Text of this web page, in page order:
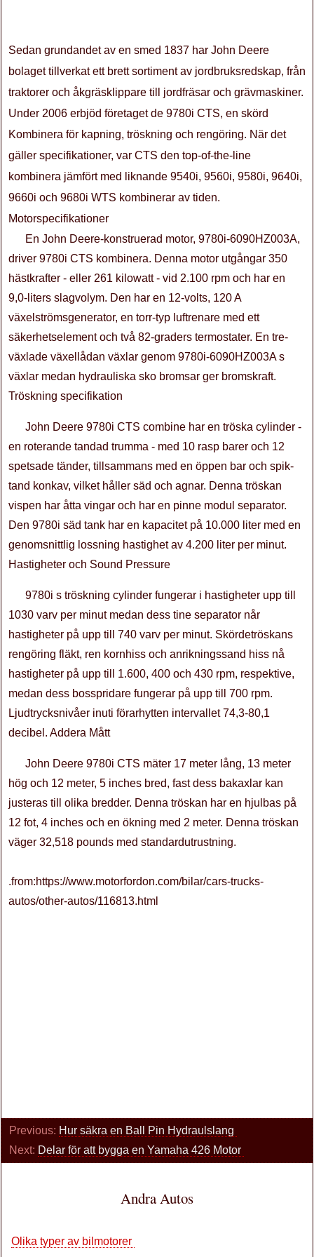
Sedan grundandet av en smed 1837 har John Deere
bolaget tillverkat ett brett sortiment av jordbruksredskap, från
traktorer och åkgräsklippare till jordfräsar och grävmaskiner.
Under 2006 erbjöd företaget de 9780i CTS, en skörd
Kombinera för kapning, tröskning och rengöring. När det
gäller specifikationer, var CTS den top-of-the-line
kombinera jämfört med liknande 9540i, 9560i, 9580i, 9640i,
9660i och 9680i WTS kombinerar av tiden.
Motorspecifikationer
En John Deere-konstruerad motor, 9780i-6090HZ003A,
driver 9780i CTS kombinera. Denna motor utgångar 350
hästkrafter - eller 261 kilowatt - vid 2.100 rpm och har en
9,0-liters slagvolym. Den har en 12-volts, 120 A
växelströmsgenerator, en torr-typ luftrenare med ett
säkerhetselement och två 82-graders termostater. En tre-
växlade växellådan växlar genom 9780i-6090HZ003A s
växlar medan hydrauliska sko bromsar ger bromskraft.
Tröskning specifikation
John Deere 9780i CTS combine har en tröska cylinder -
en roterande tandad trumma - med 10 rasp barer och 12
spetsade tänder, tillsammans med en öppen bar och spik-
tand konkav, vilket håller säd och agnar. Denna tröskan
vispen har åtta vingar och har en pinne modul separator.
Den 9780i säd tank har en kapacitet på 10.000 liter med en
genomsnittlig lossning hastighet av 4.200 liter per minut.
Hastigheter och Sound Pressure
9780i s tröskning cylinder fungerar i hastigheter upp till
1030 varv per minut medan dess tine separator når
hastigheter på upp till 740 varv per minut. Skördetröskans
rengöring fläkt, ren kornhiss och anrikningssand hiss nå
hastigheter på upp till 1.600, 400 och 430 rpm, respektive,
medan dess bosspridare fungerar på upp till 700 rpm.
Ljudtrycksnivåer inuti förarhytten intervallet 74,3-80,1
decibel. Addera Mått
John Deere 9780i CTS mäter 17 meter lång, 13 meter
hög och 12 meter, 5 inches bred, fast dess bakaxlar kan
justeras till olika bredder. Denna tröskan har en hjulbas på
12 fot, 4 inches och en ökning med 2 meter. Denna tröskan
väger 32,518 pounds med standardutrustning.
.from:https://www.motorfordon.com/bilar/cars-trucks-
autos/other-autos/116813.html
Previous: Hur säkra en Ball Pin Hydraulslang
Next: Delar för att bygga en Yamaha 426 Motor
Andra Autos
Olika typer av bilmotorer